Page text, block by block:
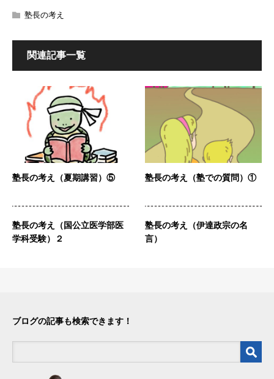
塾長の考え
関連記事一覧
塾長の考え（夏期講習）⑤ 塾長の考え（塾での質問）①
塾長の考え（国公立医学部医
学科受験）２
塾長の考え（伊達政宗の名
言）
ブログの記事も検索できます！